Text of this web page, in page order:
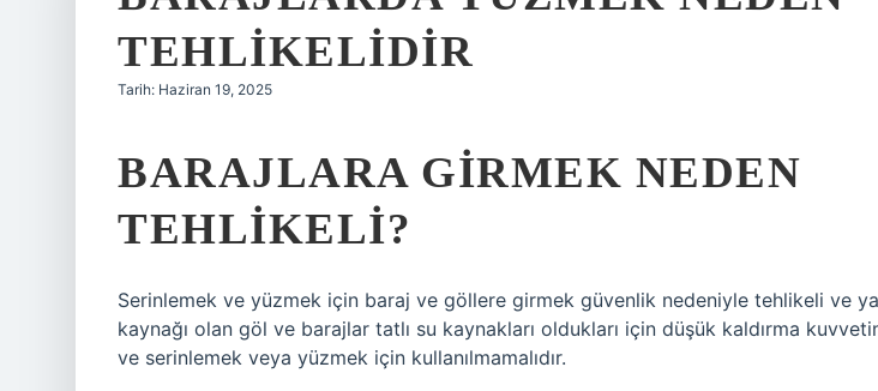
TEHLIKELIDIR
Tarih: Haziran 19, 2025
BARAJLARA GIRMEK NEDEN
TEHLIKELI?
Serinlemek ve yüzmek için baraj ve göllere girmek güvenlik nedeniyle tehlikeli ve
kaynağı olan göl ve barajlar tatlı su kaynakları oldukları için düşük kaldırma
ve serinlemek veya yüzmek için kullanılmamalıdır.